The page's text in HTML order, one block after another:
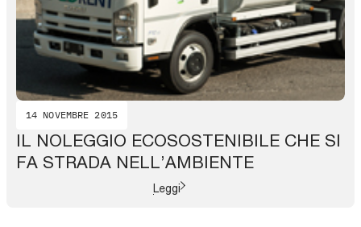
14 NOVEMBRE 2015
IL NOLEGGIO ECOSOSTENIBILE CHE SI
FA STRADA NELL’AMBIENTE
Leggi